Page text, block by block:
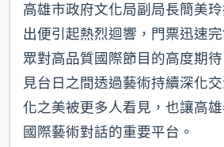
高雄市政府文化局副局長簡美
出便引起熱烈迴響，門票迅速
眾對高品質國際節目的高度期
見台日之間透過藝術持續深化
化之美被更多人看見，也讓高
國際藝術對話的重要平台。